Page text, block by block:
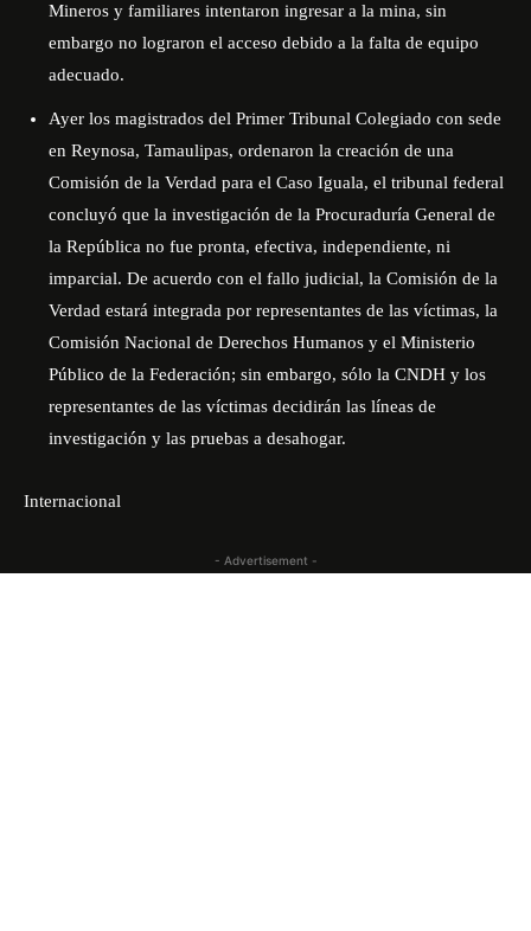
Mineros y familiares intentaron ingresar a la mina, sin
embargo no lograron el acceso debido a la falta de equipo
adecuado.
Ayer los magistrados del Primer Tribunal Colegiado con sede
en Reynosa, Tamaulipas, ordenaron la creación de una
Comisión de la Verdad para el Caso Iguala, el tribunal federal
concluyó que la investigación de la Procuraduría General de
la República no fue pronta, efectiva, independiente, ni
imparcial. De acuerdo con el fallo judicial, la Comisión de la
Verdad estará integrada por representantes de las víctimas, la
Comisión Nacional de Derechos Humanos y el Ministerio
Público de la Federación; sin embargo, sólo la CNDH y los
representantes de las víctimas decidirán las líneas de
investigación y las pruebas a desahogar.
Internacional
- Advertisement -